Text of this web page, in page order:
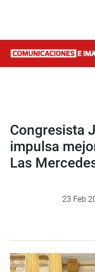
Congresista
impulsa
Las
23 Feb